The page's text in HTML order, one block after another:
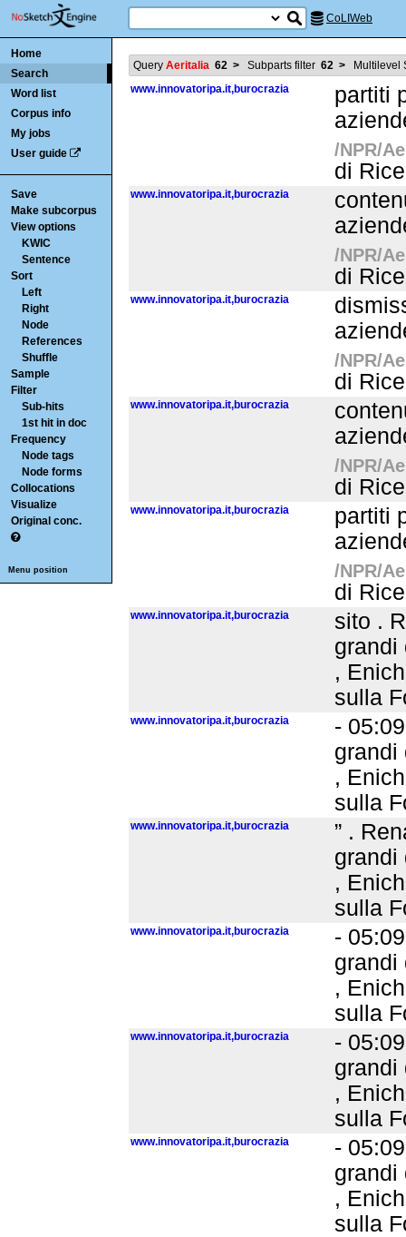
CoLIWeb
Home
Search
Word list
Corpus info
My jobs
User guide
Save
Make subcorpus
View options
KWIC
Sentence
Sort
Left
Right
Node
References
Shuffle
Sample
Filter
Sub-hits
1st hit in doc
Frequency
Node tags
Node forms
Collocations
Visualize
Original conc.
Menu position
Query Aeritalia 62 > Subparts filter 62 >
Multilevel
www.innovatoripa.it,burocrazia
partiti
/NPR/
di
www.innovatoripa.it,burocrazia
/NPR/
di
www.innovatoripa.it,burocrazia
/NPR/
di
www.innovatoripa.it,burocrazia
/NPR/
di
www.innovatoripa.it,burocrazia
partiti
/NPR/
di
www.innovatoripa.it,burocrazia
sito .
grandi
,
sulla
www.innovatoripa.it,burocrazia
-
grandi
,
sulla
www.innovatoripa.it,burocrazia
” .
grandi
,
sulla
www.innovatoripa.it,burocrazia
-
grandi
,
sulla
www.innovatoripa.it,burocrazia
-
grandi
,
sulla
www.innovatoripa.it,burocrazia
-
grandi
,
sulla